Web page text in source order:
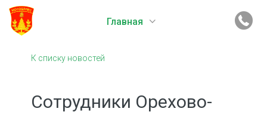
Главная
К списку новостей
Сотрудники Орехово-